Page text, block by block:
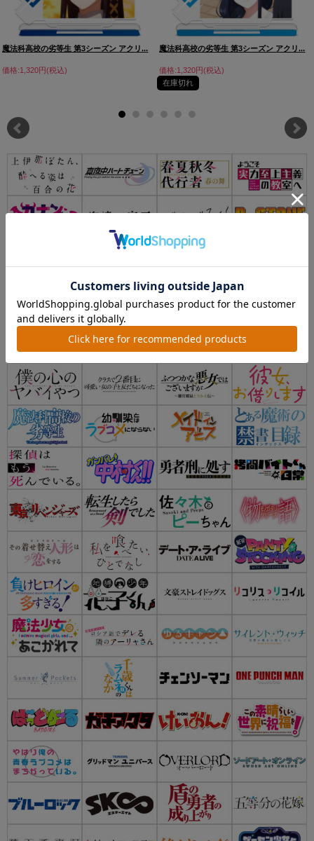
魔法科高校の劣等生 第3シーズン アクリ...
価格:1,320円(税込)
魔法科高校の劣等生 第3シーズン アクリ...
価格:1,320円(税込)
在庫切れ